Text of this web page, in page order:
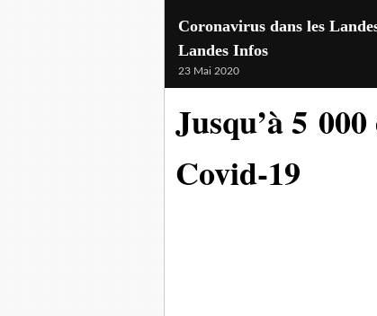
Coronavirus dans les
Landes Infos
23 Mai 2020
Jusqu’à 5
Covid-19